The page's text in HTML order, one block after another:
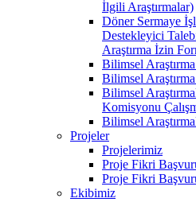
İlgili Araştırmalar)
Döner Sermaye
Destekleyici
Araştırma İzin
Bilimsel
Bilimsel
Bilimsel
Komisyonu
Bilimsel
Projeler
Projelerimiz
Proje Fikri
Proje Fikri
Ekibimiz